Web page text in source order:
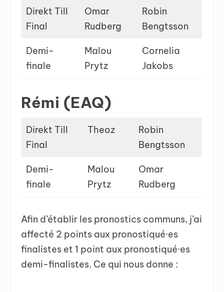
Direkt Till
Final
Omar
Rudberg
Robin
Bengtsson
Demi-
finale
Malou
Prytz
Cornelia
Jakobs
Rémi (EAQ)
Direkt Till
Final
Theoz
Robin
Bengtsson
Demi-
finale
Malou
Prytz
Omar
Rudberg
Afin d’établir les pronostics communs, j’ai
affecté 2 points aux pronostiqué·es
finalistes et 1 point aux pronostiqué·es
demi-finalistes. Ce qui nous donne :